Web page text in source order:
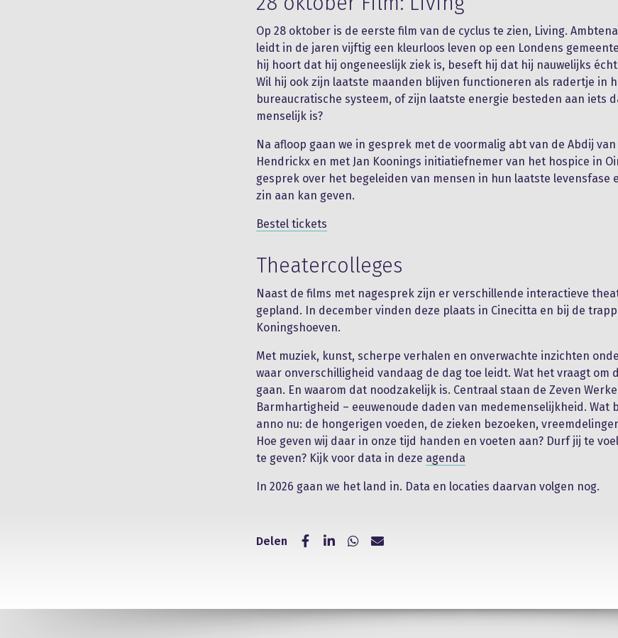
Op 28 oktober is de eerste film van de cyclus te zien, Living.
leidt in de jaren vijftig een kleurloos leven op een Londens
hij hoort dat hij ongeneeslijk ziek is, beseft hij dat hij nauwelijks
Wil hij ook zijn laatste maanden blijven functioneren als radertje in
bureaucratische systeem, of zijn laatste energie besteden aan iets
menselijk is?
Na afloop gaan we in gesprek met de voormalig abt van de Abdij
Hendrickx en met Jan Koonings initiatiefnemer van het hospice in
gesprek over het begeleiden van mensen in hun laatste levensfase
zin aan kan geven.
Bestel tickets
Theatercolleges
Naast de films met nagesprek zijn er verschillende interactieve
gepland. In december vinden deze plaats in Cinecitta en bij de
Koningshoeven.
Met muziek, kunst, scherpe verhalen en onverwachte inzichten
waar onverschilligheid vandaag de dag toe leidt. Wat het vraagt om
gaan. En waarom dat noodzakelijk is. Centraal staan de Zeven
Barmhartigheid – eeuwenoude daden van medemenselijkheid. Wat
anno nu: de hongerigen voeden, de zieken bezoeken,
Hoe geven wij daar in onze tijd handen en voeten aan? Durf jij te
te geven? Kijk voor data in deze agenda
In 2026 gaan we het land in. Data en locaties daarvan volgen nog.
Delen